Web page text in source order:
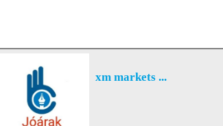
xm markets ...